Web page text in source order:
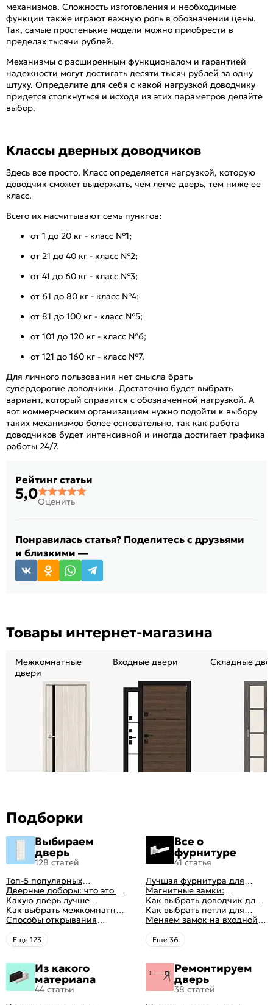
механизмов. Сложность изготовления и необходимые
функции также играют важную роль в обозначении цены.
Так, самые простенькие модели можно приобрести в
пределах тысячи рублей.
Механизмы с расширенным функционалом и гарантией
надежности могут достигать десяти тысяч рублей за одну
штуку. Определите для себя с какой нагрузкой доводчику
придется столкнуться и исходя из этих параметров делайте
выбор.
Классы дверных доводчиков
Здесь все просто. Класс определяется нагрузкой, которую
доводчик сможет выдержать, чем легче дверь, тем ниже ее
класс.
Всего их насчитывают семь пунктов:
от 1 до 20 кг - класс №1;
от 21 до 40 кг - класс №2;
от 41 до 60 кг - класс №3;
от 61 до 80 кг - класс №4;
от 81 до 100 кг - класс №5;
от 101 до 120 кг - класс №6;
от 121 до 160 кг - класс №7.
Для личного пользования нет смысла брать
супердорогие доводчики. Достаточно будет выбрать
вариант, который справится с обозначенной нагрузкой. А
вот коммерческим организациям нужно подойти к выбору
таких механизмов более основательно, так как работа
доводчиков будет интенсивной и иногда достигает графика
работы 24/7.
Рейтинг статьи
5,0Оценить
Понравилась статья? Поделитесь с друзьями
и близкими —
Товары интернет-магазина
Межкомнатные
двери
Входные двери Складные
Подборки
Выбираем
дверь
128 статей
Топ-5 популярных
межкомнатных дверей
Дверные доборы: что это и
зачем они нужны
Какую дверь лучше
поставить в ванную
комнату
Как выбрать межкомнатные
двери: какие
межкомнатные двери
лучше
Способы открывания
межкомнатных дверей (с
фото-примерами)
Eще 123
Все о
фурнитуре
41 статья
Лучшая фурнитура для
дверей: как выбрать
правильно
Магнитные замки:
особенности и принцип
работы
Как выбрать доводчик для
входной двери: советы от
профессионалов
Как выбрать петли для
межкомнатных дверей
Меняем замок на входной
двери
Eще 36
Из какого
материала
44 статьи
Ремонтируем
дверь
38 статей